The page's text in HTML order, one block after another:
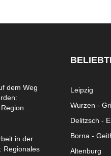
dem Weg
in der
Regionales
Leipzig
Wurzen -
Delitzsch -
Borna -
Altenburg